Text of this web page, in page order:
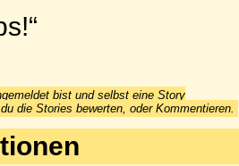
bist und selbst eine Story
die Stories bewerten, oder Kommentieren.